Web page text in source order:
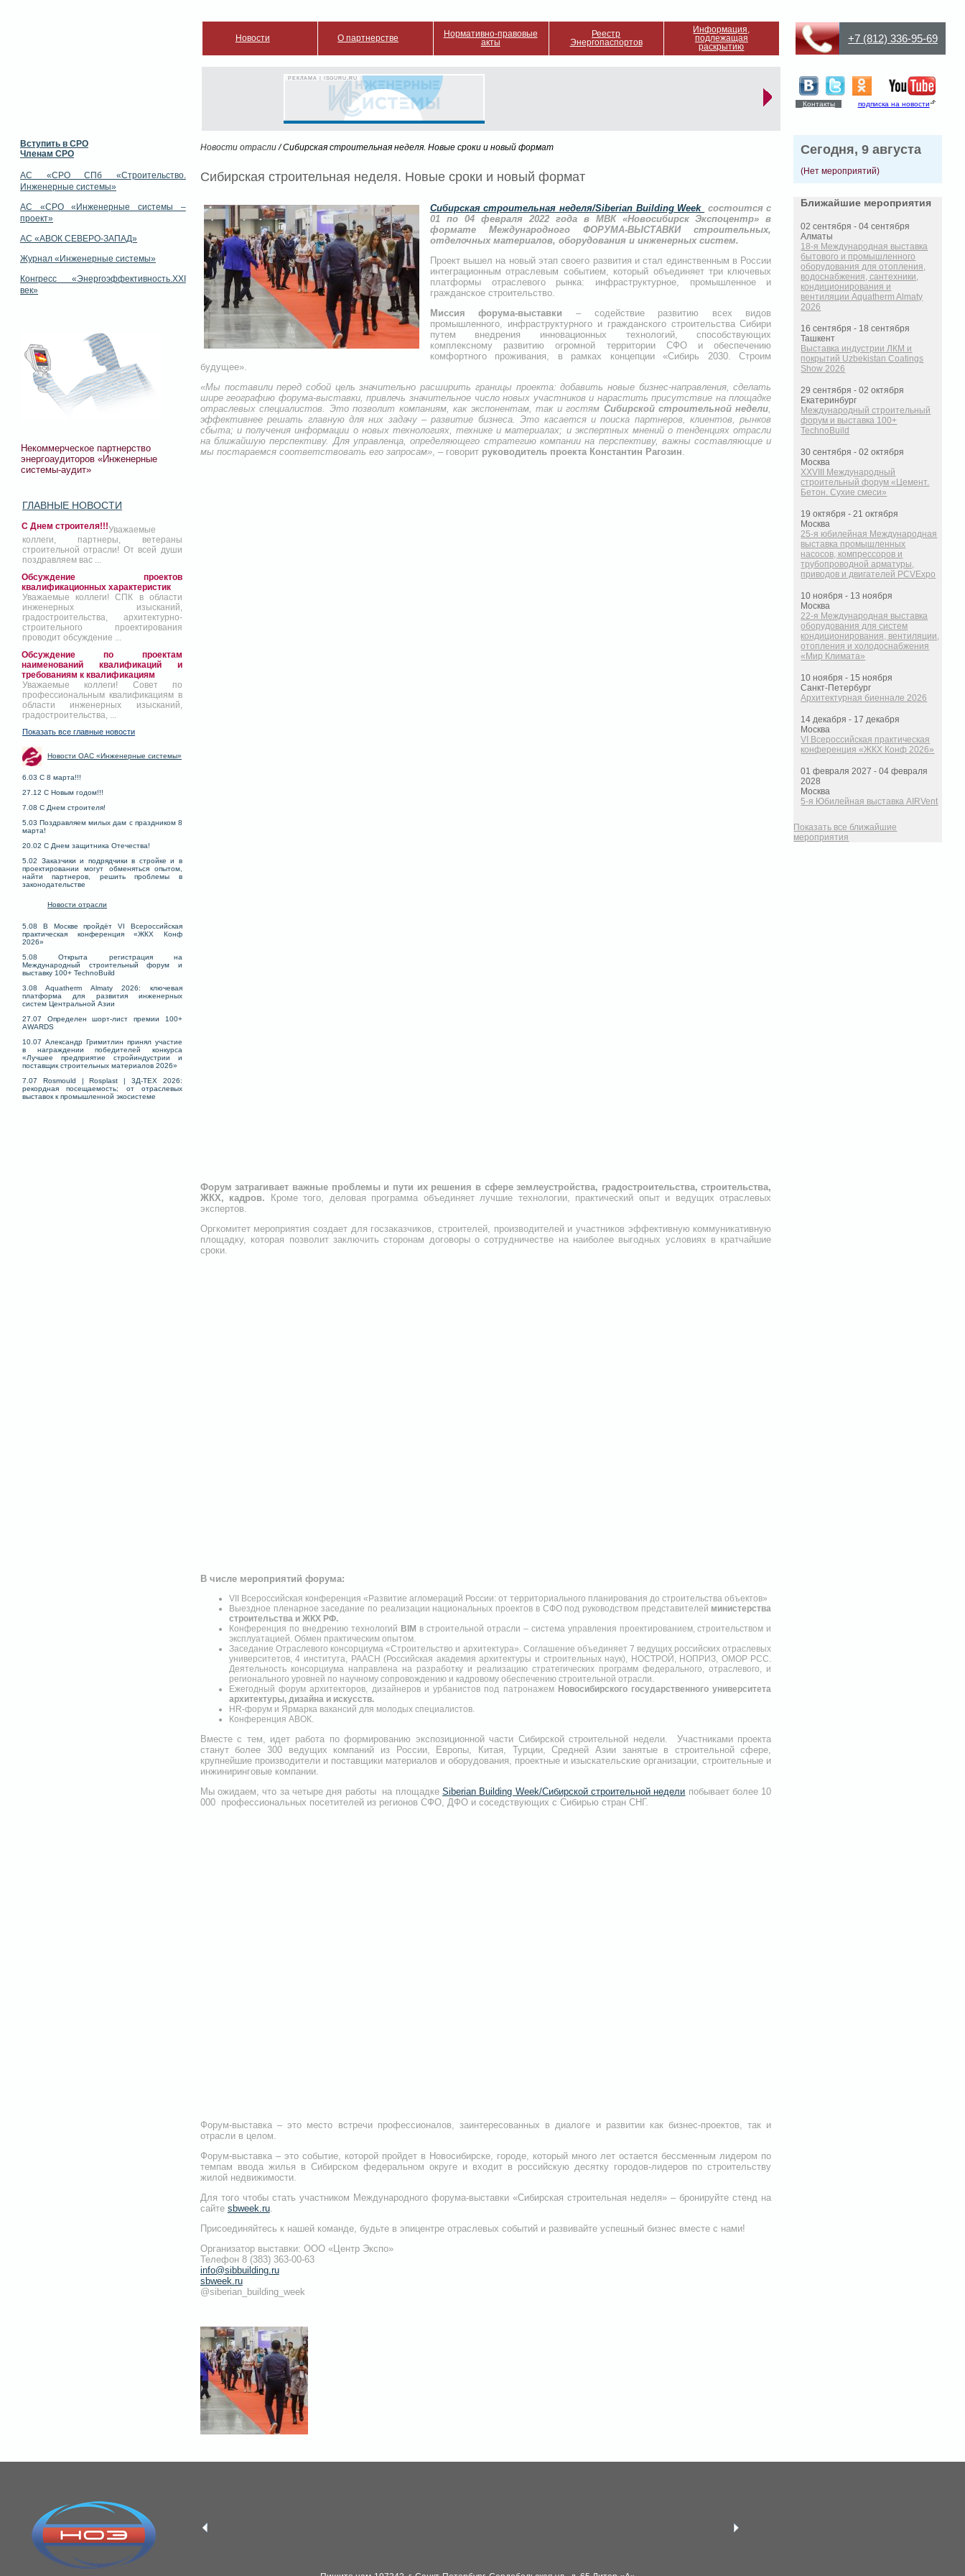
Новости О партнерстве
Нормативно-правовые
акты
Реестр
Энергопаспортов
Информация,
подлежащая
раскрытию
РЕКЛАМА | ISGURU.RU
+7 (812) 336-95-69
Контакты подписка на новости
Вступить в СРО
Членам СРО
АС «СРО СПб «Строительство.
Инженерные системы»
АС «СРО «Инженерные системы –
проект»
АС «АВОК СЕВЕРО-ЗАПАД»
Журнал «Инженерные системы»
Конгресс «Энергоэффективность.XXI
век»
Некоммерческое партнерство
энергоаудиторов «Инженерные
системы-аудит»
ГЛАВНЫЕ НОВОСТИ
С Днем строителя!!!Уважаемые
коллеги, партнеры, ветераны
строительной отрасли! От всей души
поздравляем вас ...
Обсуждение проектов
квалификационных характеристик
Уважаемые коллеги! СПК в области
инженерных изысканий,
градостроительства, архитектурно-
строительного проектирования
проводит обсуждение ...
Обсуждение по проектам
наименований квалификаций и
требованиям к квалификациям
Уважаемые коллеги! Совет по
профессиональным квалификациям в
области инженерных изысканий,
градостроительства, ...
Показать все главные новости
Новости ОАС «Инженерные системы»
6.03 С 8 марта!!!
27.12 С Новым годом!!!
7.08 С Днем строителя!
5.03 Поздравляем милых дам с праздником 8
марта!
20.02 С Днем защитника Отечества!
5.02 Заказчики и подрядчики в стройке и в
проектировании могут обменяться опытом,
найти партнеров, решить проблемы в
законодательстве
Новости отрасли
5.08 В Москве пройдёт VI Всероссийская
практическая конференция «ЖКХ Конф
2026»
5.08 Открыта регистрация на
Международный строительный форум и
выставку 100+ TechnoBuild
3.08 Aquatherm Almaty 2026: ключевая
платформа для развития инженерных
систем Центральной Азии
27.07 Определен шорт-лист премии 100+
AWARDS
10.07 Александр Гримитлин принял участие
в награждении победителей конкурса
«Лучшее предприятие стройиндустрии и
поставщик строительных материалов 2026»
7.07 Rosmould | Rosplast | 3Д-ТЕХ 2026:
рекордная посещаемость; от отраслевых
выставок к промышленной экосистеме
Сегодня, 9 августа
(Нет мероприятий)
Ближайшие мероприятия
02 сентября - 04 сентября
Алматы
18-я Международная выставка
бытового и промышленного
оборудования для отопления,
водоснабжения, сантехники,
кондиционирования и
вентиляции Aquatherm Almaty
2026
16 сентября - 18 сентября
Ташкент
Выставка индустрии ЛКМ и
покрытий Uzbekistan Coatings
Show 2026
29 сентября - 02 октября
Екатеринбург
Международный строительный
форум и выставка 100+
TechnoBuild
30 сентября - 02 октября
Москва
XXVIII Международный
строительный форум «Цемент.
Бетон. Сухие смеси»
19 октября - 21 октября
Москва
25-я юбилейная Международная
выставка промышленных
насосов, компрессоров и
трубопроводной арматуры,
приводов и двигателей PCVExpo
10 ноября - 13 ноября
Москва
22-я Международная выставка
оборудования для систем
кондиционирования, вентиляции,
отопления и холодоснабжения
«Мир Климата»
10 ноября - 15 ноября
Санкт-Петербург
Архитектурная биеннале 2026
14 декабря - 17 декабря
Москва
VI Всероссийская практическая
конференция «ЖКХ Конф 2026»
01 февраля 2027 - 04 февраля
2028
Москва
5-я Юбилейная выставка AIRVent
Показать все ближайшие
мероприятия
Новости отрасли/ Сибирская строительная неделя. Новые сроки и новый формат
Сибирская строительная неделя. Новые сроки и новый формат
Сибирская строительная неделя/Siberian Building Week состоится с
01 по 04 февраля 2022 года в МВК «Новосибирск Экспоцентр» в
формате Международного ФОРУМА-ВЫСТАВКИ строительных,
отделочных материалов, оборудования и инженерных систем.
Проект вышел на новый этап своего развития и стал единственным в России
интеграционным отраслевым событием, который объединяет три ключевых
платформы отраслевого рынка: инфраструктурное, промышленное и
гражданское строительство.
Миссия форума-выставки – содействие развитию всех видов
промышленного, инфраструктурного и гражданского строительства Сибири
путем внедрения инновационных технологий, способствующих
комплексному развитию огромной территории СФО и обеспечению
комфортного проживания, в рамках концепции «Сибирь 2030. Строим
будущее».
«Мы поставили перед собой цель значительно расширить границы проекта: добавить новые бизнес-направления, сделать
шире географию форума-выставки, привлечь значительное число новых участников и нарастить присутствие на площадке
отраслевых специалистов. Это позволит компаниям, как экспонентам, так и гостям Сибирской строительной недели,
эффективнее решать главную для них задачу – развитие бизнеса. Это касается и поиска партнеров, клиентов, рынков
сбыта; и получения информации о новых технологиях, технике и материалах; и экспертных мнений о тенденциях отрасли
на ближайшую перспективу. Для управленца, определяющего стратегию компании на перспективу, важны составляющие и
мы постараемся соответствовать его запросам», – говорит руководитель проекта Константин Рагозин.
Форум затрагивает важные проблемы и пути их решения в сфере землеустройства, градостроительства, строительства,
ЖКХ, кадров.
Кроме того, деловая программа объединяет лучшие технологии, практический опыт и ведущих отраслевых
экспертов.
Оргкомитет мероприятия создает для госзаказчиков, строителей, производителей и участников эффективную коммуникативную
площадку, которая позволит заключить сторонам договоры о сотрудничестве на наиболее выгодных условиях в кратчайшие
сроки.
В числе мероприятий форума:
VII Всероссийская конференция «Развитие агломераций России: от территориального планирования до строительства объектов»
Выездное пленарное заседание по реализации национальных проектов в СФО под руководством представителей министерства
строительства и ЖКХ РФ.
Конференция по внедрению технологий BIM в строительной отрасли – система управления проектированием, строительством и
эксплуатацией. Обмен практическим опытом.
Заседание Отраслевого консорциума «Строительство и архитектура». Соглашение объединяет 7 ведущих российских отраслевых
университетов, 4 института, РААСН (Российская академия архитектуры и строительных наук), НОСТРОЙ, НОПРИЗ, ОМОР РСС.
Деятельность консорциума направлена на разработку и реализацию стратегических программ федерального, отраслевого, и
регионального уровней по научному сопровождению и кадровому обеспечению строительной отрасли.
Ежегодный форум архитекторов, дизайнеров и урбанистов под патронажемНовосибирского государственного университета
архитектуры, дизайна и искусств.
HR-форум и Ярмарка вакансий для молодых специалистов.
Конференция АВОК.
Вместе с тем, идет работа по формированию экспозиционной части Сибирской строительной недели. Участниками проекта
станут более 300 ведущих компаний из России, Европы, Китая, Турции, Средней Азии занятые в строительной сфере,
крупнейшие производители и поставщики материалов и оборудования, проектные и изыскательские организации, строительные и
инжиниринговые компании.
Мы ожидаем, что за четыре дня работы на площадкеSiberian Building Week/Сибирской строительной недели побывает более 10
000 профессиональных посетителей из регионов СФО, ДФО и соседствующих с Сибирью стран СНГ.
Форум-выставка – это место встречи профессионалов, заинтересованных в диалоге и развитии как бизнес-проектов, так и
отрасли в целом.
Форум-выставка – это событие, которой пройдет в Новосибирске, городе, который много лет остается бессменным лидером по
темпам ввода жилья в Сибирском федеральном округе и входит в российскую десятку городов-лидеров по строительству
жилой недвижимости.
Для того чтобы стать участником Международного форума-выставки «Сибирская строительная неделя» – бронируйте стенд на
сайте sbweek.ru.
Присоединяйтесь к нашей команде, будьте в эпицентре отраслевых событий и развивайте успешный бизнес вместе с нами!
Организатор выставки: ООО «Центр Экспо»
Телефон 8 (383) 363-00-63
info@sibbuilding.ru
sbweek.ru
@siberian_building_week